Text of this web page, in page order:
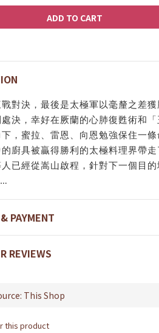
ADD TO CART
對決，最後是太極軍以毫釐之差
決，幸好在厥蘭的心肺復甦術和「
，蜜拉、雷恩、向恩勉強保住一條
廚具被贏得勝利的太極料理界帶
已經從嵩山啟程，針對下一個目
PAYMENT
REVIEWS
this product